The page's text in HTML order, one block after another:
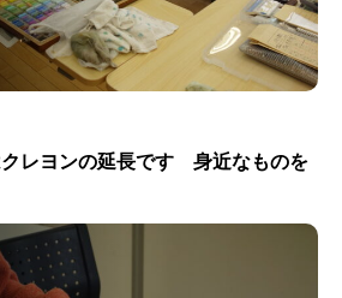
クレヨンの延長です 身近なものを